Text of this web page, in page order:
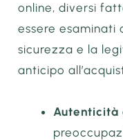
online, diversi
essere esaminati
sicurezza e la
anticipo